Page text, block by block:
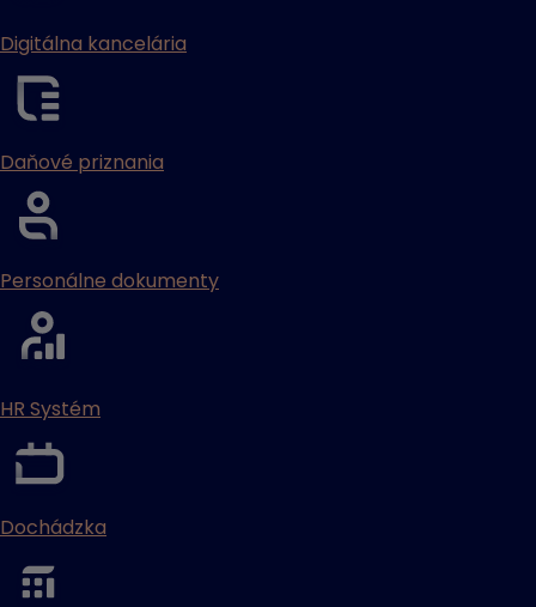
Digitálna kancelária
Daňové priznania
Personálne dokumenty
HR Systém
Dochádzka